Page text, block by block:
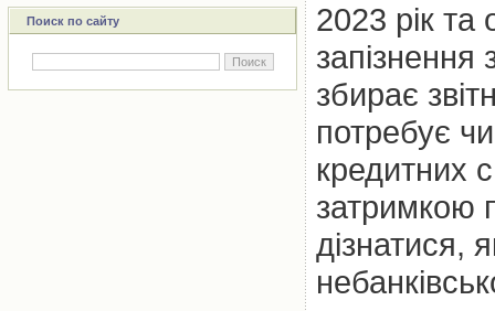
Поиск по сайту
2023 рік та
збирає
потребує
кредитних
затримкою
дізнатися,